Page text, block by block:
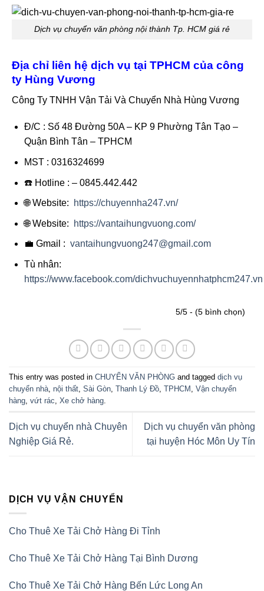
DỊCH VỤ VẬN CHUYỂN
Cho Thuê Xe Tải Chở Hàng Đi Tỉnh
Cho Thuê Xe Tải Chở Hàng Tại Bình Dương
Cho Thuê Xe Tải Chở Hàng Bến Lức Long An
Dịch vụ chuyển văn phòng nội thành Tp. HCM giá rẻ
Địa chỉ liên hệ dịch vụ tại TPHCM của công
ty Hùng Vương
Công Ty TNHH Vận Tải Và Chuyển Nhà Hùng Vương
Đ/C : Số 48 Đường 50A – KP 9 Phường Tân Tạo –
Quận Bình Tân – TPHCM
MST : 0316324699
☎️ Hotline : – 0845.442.442
🌐 Website: https://chuyennha247.vn/
🌐 Website: https://vantaihungvuong.com/
💼 Gmail : vantaihungvuong247@gmail.com
Tù nhân:
https://www.facebook.com/dichvuchuyennhatphcm247.vn
5/5 - (5 bình chọn)
This entry was posted in CHUYỂN VĂN PHÒNG and tagged dịch vụ
chuyển nhà nội thất Sài Gòn Thanh Lý Đồ TPHCM Vận chuyển
hàng vứt rác Xe chở hàng
Dịch vụ chuyển nhà Chuyên
Nghiệp Giá Rẻ.
Dịch vụ chuyển văn phòng
tại huyện Hóc Môn Uy Tín